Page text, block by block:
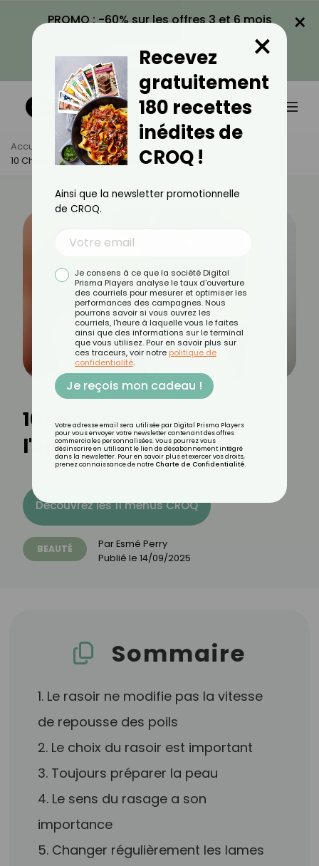
PROMO : -60% sur les offres 3 et 6 mois
VOIR LA PROMO
×
Accueil Actus
Beauté
10 Choses À Savoir Sur L'épilation Au Rasoir
10 choses à savoir sur
l'épilation au rasoir
Découvrez les 11 menus CROQ
BEAUTÉ ParEsmé Perry
Publié le 14/09/2025
Sommaire
1. Le rasoir ne modifie pas la vitesse
de repousse des poils
2. Le choix du rasoir est important
3. Toujours préparer la peau
4. Le sens du rasage a son
importance
5. Changer régulièrement les lames
Recevez
gratuitement
180 recettes
inédites de
CROQ !
×
Ainsi que la newsletter promotionnelle
de CROQ.
Je consens à ce que la société Digital
Prisma Players analyse le taux d'ouverture
des courriels pour mesurer et optimiser les
performances des campagnes. Nous
pourrons savoir si vous ouvrez les
courriels, l'heure à laquelle vous le faites
ainsi que des informations sur le terminal
que vous utilisez. Pour en savoir plus sur
ces traceurs, voir notre politique de
confidentialité.
Je reçois mon cadeau !
Votre adresse email sera utilisée par Digital Prisma Players
pour vous envoyer votre newsletter contenant des offres
commerciales personnalisées. Vous pourrez vous
désinscrire en utilisant le lien de désabonnement intégré
dans la newsletter. Pour en savoir plus et exercer vos droits,
prenez connaissance de notre Charte de Confidentialité.